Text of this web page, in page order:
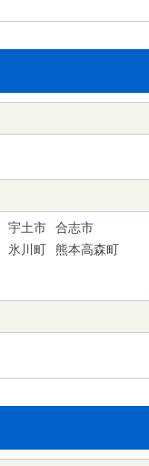
宇土市
合志市
氷川町
熊本高森町